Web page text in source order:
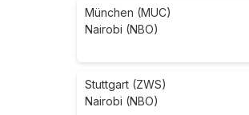
München (MUC)
Nairobi (NBO)
Stuttgart (ZWS)
Nairobi (NBO)